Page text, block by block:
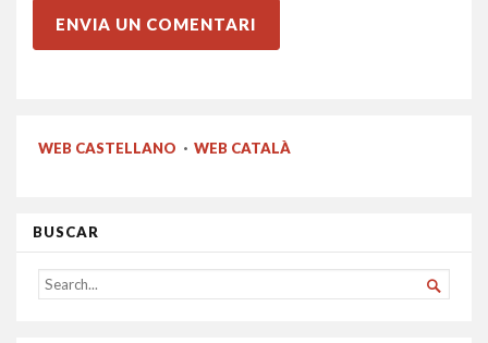
WEB CASTELLANO · WEB CATALÀ
BUSCAR
SEARCH
FOR...
